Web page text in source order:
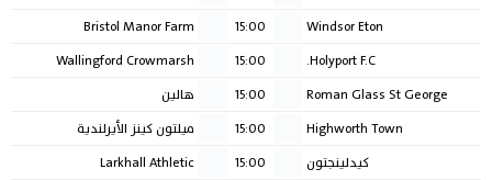
Windsor Eton
15:00
Bristol Manor Farm
Holyport F.C.
15:00
Wallingford Crowmarsh
Roman Glass St George
15:00
هالين
Highworth Town
15:00
ميلتون كينز الأيرلندية
كيدلينجتون
15:00
Larkhall Athletic